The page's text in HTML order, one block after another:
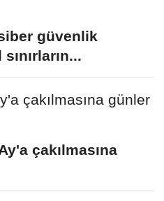
güvenlik
çakılmasına